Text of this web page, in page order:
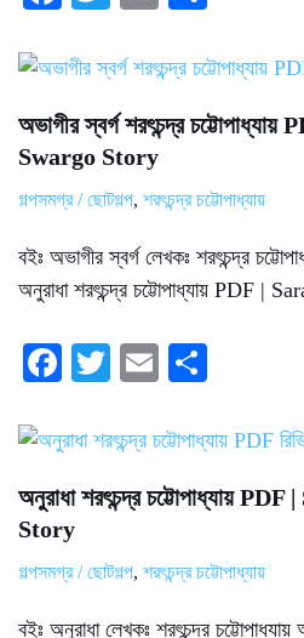
bo
ok
tte
r
ail re
অভাগীর স্বর্গ শরৎচন্দ্র
Swargo Story
গল্পসমগ্র / ছোটগল্প, শরৎচন্দ্র চট্টোপাধ্যায়
বইঃ অভাগীর স্বর্গ লেখকঃ শরৎচন্দ্র
অনুরাধা শরৎচন্দ্র চট্টোপাধ্যায় PDF
Fa
bo
ok
T
tte
E
ail re
অনুরাধা শরৎচন্দ্র চট্টোপাধ্যায়
Story
গল্পসমগ্র / ছোটগল্প, শরৎচন্দ্র চট্টোপাধ্যায়
বইঃ অনুরাধা লেখকঃ শরৎচন্দ্র